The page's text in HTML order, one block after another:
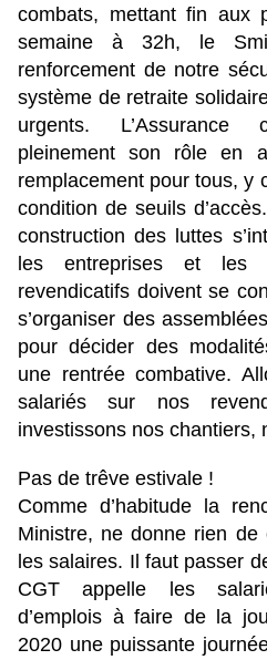
combats, mettant fin aux
semaine à 32h, le
renforcement de notre
système de retraite
urgents.
pleinement son rôle en
remplacement pour tous, y
condition de seuils
construction des luttes
les entreprises et les
revendicatifs doivent se
s’organiser des
pour décider des
une rentrée combative.
salariés sur nos
investissons nos chantiers,
Pas de trêve estivale !
Comme d’habitude la
Ministre, ne donne rien de
les salaires. Il faut passer
CGT appelle les
d’emplois à faire de la
2020 une puissante